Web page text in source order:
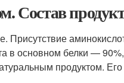
Состав
Присутствие
в основном белки —
продуктом.